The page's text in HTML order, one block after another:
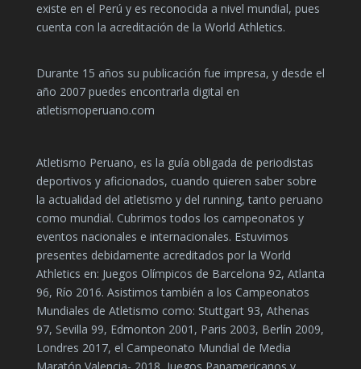
existe en el Perú y es reconocida a nivel mundial, pues
cuenta con la acreditación de la World Athletics.
Durante 15 años su publicación fue impresa, y desde el
año 2007 puedes encontrarla digital en
atletismoperuano.com
Atletismo Peruano, es la guía obligada de periodistas
deportivos y aficionados, cuando quieren saber sobre
la actualidad del atletismo y del running, tanto peruano
como mundial. Cubrimos todos los campeonatos y
eventos nacionales e internacionales. Estuvimos
presentes debidamente acreditados por la World
Athletics en: Juegos Olímpicos de Barcelona 92, Atlanta
96, Río 2016. Asistimos también a los Campeonatos
Mundiales de Atletismo como: Stuttgart 93, Athenas
97, Sevilla 99, Edmonton 2001, Paris 2003, Berlín 2009,
Londres 2017, el Campeonato Mundial de Media
Maratón Valencia- 2018, Juegos Panamericanos y